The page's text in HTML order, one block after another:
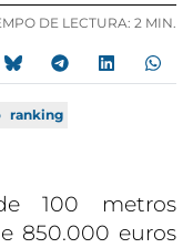
DE LECTURA: 2 MIN.
ranking
100 metros
850.000 euros